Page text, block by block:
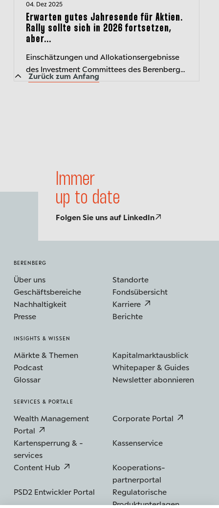
04. Dez 2025
Erwarten gutes Jahresende für Aktien.
Rally sollte sich in 2026 fortsetzen,
aber...
Einschätzungen und Allokationsergebnisse
des Investment Committees des Berenberg
Wealth and Asset Management kompakt
Immer
up to date
Folgen Sie uns auf LinkedIn
Zurück zum Anfang
BERENBERG
Über uns
Standorte
Geschäftsbereiche
Fondsübersicht
Nachhaltigkeit
Karriere
Presse
Berichte
INSIGHTS & WISSEN
Märkte & Themen
Kapitalmarktausblick
Podcast
Whitepaper & Guides
Glossar
Newsletter abonnieren
SERVICES & PORTALE
Wealth Management
Portal
Corporate Portal
Kartensperrung & -
services
Kassenservice
Content Hub
Kooperations­
partnerportal
PSD2 Entwickler Portal
Regulatorische
Produktunterlagen